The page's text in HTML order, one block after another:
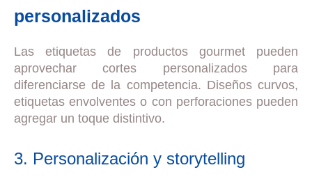
personalizados
Las etiquetas de productos gourmet pueden
aprovechar cortes personalizados para
diferenciarse de la competencia. Diseños curvos,
etiquetas envolventes o con perforaciones pueden
agregar un toque distintivo.
3. Personalización y storytelling